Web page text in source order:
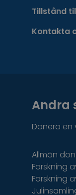
Tillstånd
Kontakta
Andra
Donera en
Allmän
Forskning
Forskning